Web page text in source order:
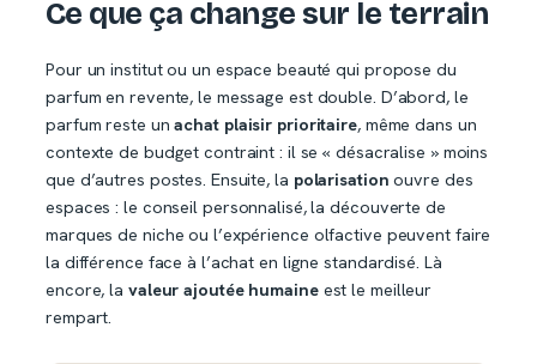
Ce que ça change sur le terrain
Pour un institut ou un espace beauté qui propose du
parfum en revente, le message est double. D’abord, le
parfum reste unachat plaisir prioritaire, même dans un
contexte de budget contraint : il se « désacralise » moins
que d’autres postes. Ensuite, la polarisation ouvre des
espaces : le conseil personnalisé, la découverte de
marques de niche ou l’expérience olfactive peuvent faire
la différence face à l’achat en ligne standardisé. Là
encore, la valeur ajoutée humaineest le meilleur
rempart.